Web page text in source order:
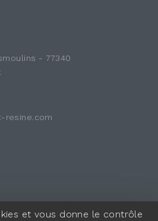
et vous donne le contrôle
- 77340
resine.com